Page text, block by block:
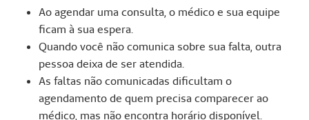
Ao agendar uma consulta, o médico e sua equipe
ficam à sua espera.
Quando você não comunica sobre sua falta, outra
pessoa deixa de ser atendida.
As faltas não comunicadas dificultam o
agendamento de quem precisa comparecer ao
médico, mas não encontra horário disponível.